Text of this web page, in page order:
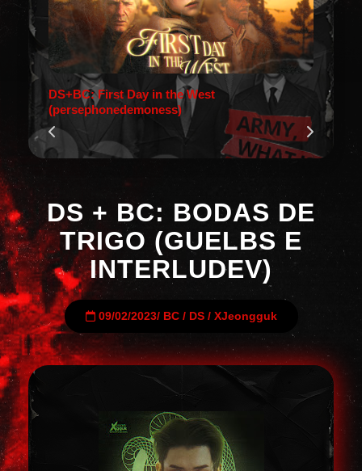
DS+BC: First Day in the West
(persephonedemoness)
DS + BC: BODAS DE
TRIGO (GUELBS E
INTERLUDEV)
09/02/2023/ BC/ DS/ XJeongguk